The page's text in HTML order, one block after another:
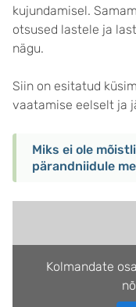
kujundamisel.
otsused lastele ja
nägu.
Siin on esitatud
vaatamise eelselt ja
Miks ei ole
pärandniidule
Kolmandate